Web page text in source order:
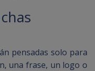
pensadas solo para
una frase, un logo o